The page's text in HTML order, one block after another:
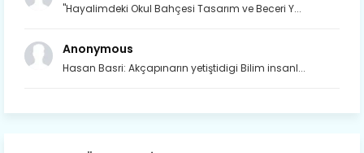
"Hayalimdeki Okul Bahçesi Tasarım ve Beceri Y...
Anonymous
Hasan Basri: Akçapınarın yetiştidigi Bilim insanl...
Son yıllarda orda yok artık ağlayan,